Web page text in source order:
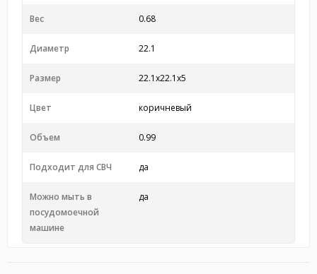
Вес 0.68
Диаметр 22.1
Размер 22.1х22.1х5
Цвет коричневый
Объем 0.99
Подходит для СВЧ да
Можно мыть в
посудомоечной
машине
да